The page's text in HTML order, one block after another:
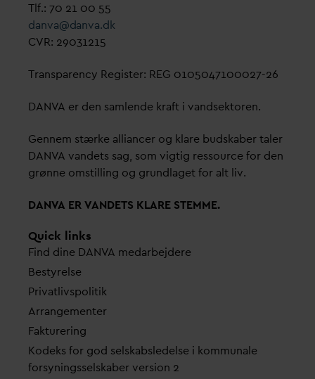
Tlf.: 70 21 00 55
danva@danva.dk
CVR: 29031215
Transparency Register: REG 0105047100027-26
DANVA er den samlende kraft i vandsektoren.
Gennem stærke alliancer og klare budskaber taler
DANVA vandets sag, som vigtig ressource for den
grønne omstilling og grundlaget for alt liv.
DANVA ERVANDETS KLARE STEMME.
Quick links
Find dine DANVA medarbejdere
Bestyrelse
Privatlivspolitik
Arrangementer
Fakturering
Kodeks for god selskabsledelse i kommunale
forsyningsselskaber version 2